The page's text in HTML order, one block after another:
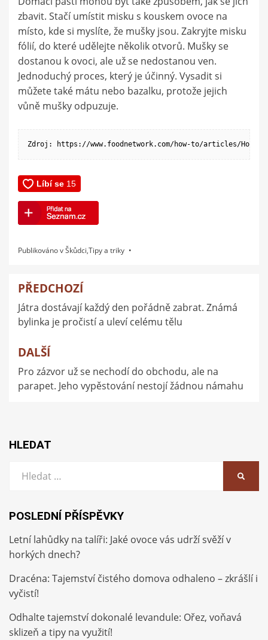
zbavit. Stačí umístit misku s kouskem ovoce na
místo, kde si myslíte, že mušky jsou. Zakryjte misku
fólií, do které udělejte několik otvorů. Mušky se
dostanou k ovoci, ale už se nedostanou ven.
Jednoduchý proces, který je účinný. Vysadit si
můžete také mátu nebo bazalku, protože jejich
vůně mušky odpuzuje.
Zdroj: https://www.foodnetwork.com/how-to/articles/How-
Publikováno vŠkůdci,Tipy a triky
Navigace
pro
příspěvek
PŘEDCHOZÍ
Játra dostávají každý den pořádně zabrat. Známá
bylinka je pročistí a uleví celému tělu
DALŠÍ
Pro zázvor už se nechodí do obchodu, ale na
parapet. Jeho vypěstování nestojí žádnou námahu
HLEDAT
POSLEDNÍ PŘÍSPĚVKY
Letní lahůdky na talíři: Jaké ovoce vás udrží svěží v
horkých dnech?
Dracéna: Tajemství čistého domova odhaleno – zkrášlí i
vyčistí!
Odhalte tajemství dokonalé levandule: Ořez, voňavá
sklizeň a tipy na využití!